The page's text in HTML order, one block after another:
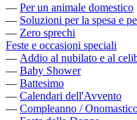
— Per un animale domestico
— Soluzioni per la spesa e
— Zero sprechi
Feste e occasioni speciali
— Addio al nubilato e al
— Baby Shower
— Battesimo
— Calendari dell'Avvento
— Compleanno /